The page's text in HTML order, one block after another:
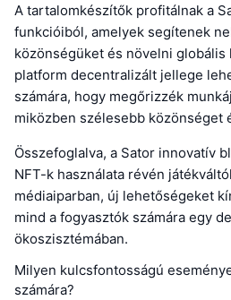
A tartalomkészítők profitálnak a
funkcióiból, amelyek segítenek
közönségüket és növelni globális
platform decentralizált jellege
számára, hogy megőrizzék
miközben szélesebb közönséget
Összefoglalva, a Sator innovatív
NFT-k használata révén
médiaiparban, új lehetőségeket
mind a fogyasztók számára egy
ökoszisztémában.
Milyen kulcsfontosságú
számára?